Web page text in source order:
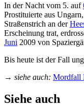
In der Nacht vom 5. auf
Prostituierte aus
Straßenstrich an der
Erscheinung trat,
Juni 2009 von
Bis heute ist der Fall
→ siehe auch: Mordfall
Siehe auch